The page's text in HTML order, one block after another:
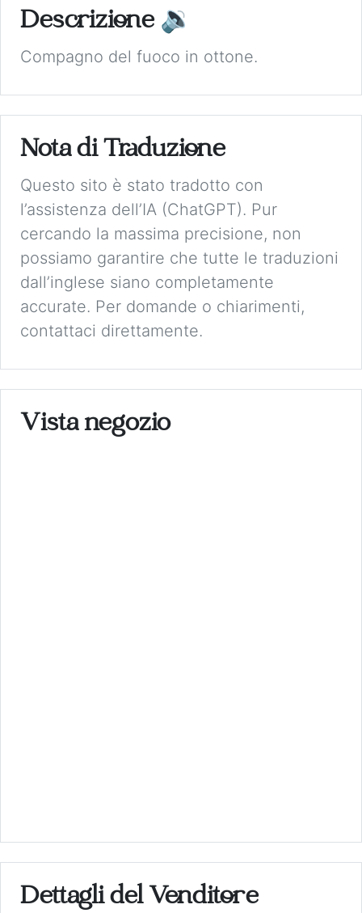
Descrizione 🔉
Compagno del fuoco in ottone.
Nota di Traduzione
Questo sito è stato tradotto con
l’assistenza dell’IA (ChatGPT). Pur
cercando la massima precisione, non
possiamo garantire che tutte le traduzioni
dall’inglese siano completamente
accurate. Per domande o chiarimenti,
contattaci direttamente.
Vista negozio
Dettagli del Venditore